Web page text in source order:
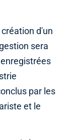
d'un
sera
par les
et le